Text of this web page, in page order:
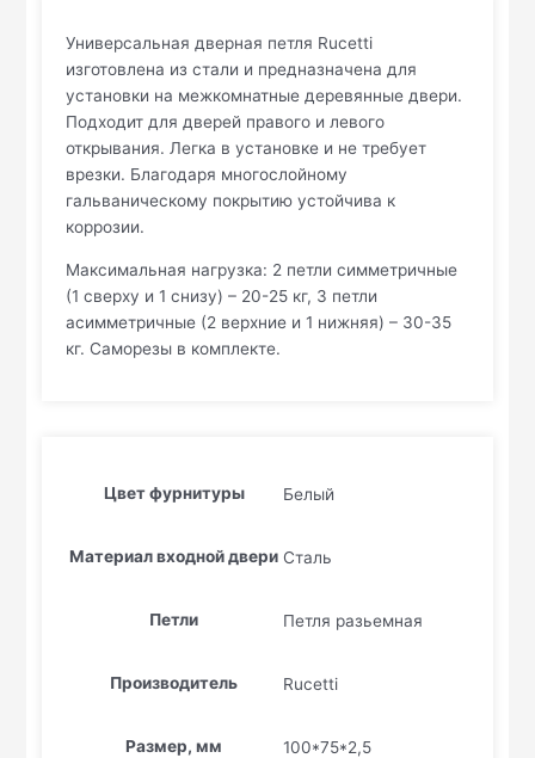
Универсальная дверная петля Rucetti
изготовлена из стали и предназначена для
установки на межкомнатные деревянные двери.
Подходит для дверей правого и левого
открывания. Легка в установке и не требует
врезки. Благодаря многослойному
гальваническому покрытию устойчива к
коррозии.
Максимальная нагрузка: 2 петли симметричные
(1 сверху и 1 снизу) – 20-25 кг, 3 петли
асимметричные (2 верхние и 1 нижняя) – 30-35
кг. Саморезы в комплекте.
Цвет фурнитуры Белый
Материал входной двери Сталь
Петли Петля разьемная
Производитель Rucetti
Размер, мм 100*75*2,5